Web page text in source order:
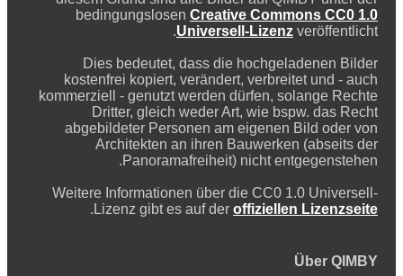
bedingungslosen Creative Commons CC0 1.0
Universell-Lizenz veröffentlicht.
Dies bedeutet, dass die hochgeladenen Bilder
kostenfrei kopiert, verändert, verbreitet und - auch
kommerziell - genutzt werden dürfen, solange Rechte
Dritter, gleich weder Art, wie bspw. das Recht
abgebildeter Personen am eigenen Bild oder von
Architekten an ihren Bauwerken (abseits der
Panoramafreiheit) nicht entgegenstehen.
Weitere Informationen über die CC0 1.0 Universell-
Lizenz gibt es auf der offiziellen Lizenzseite
.
Über QIMBY